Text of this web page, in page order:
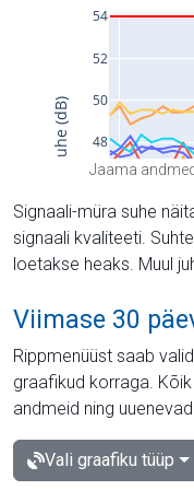
Jaama
Signaali-müra suhe
signaali kvaliteeti.
loetakse heaks. Muul
Viimase 30
Rippmenüüst saab
graafikud korraga.
andmeid ning
Vali graafiku tüüp